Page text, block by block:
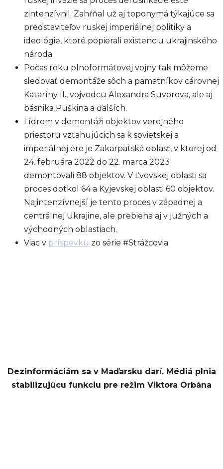
zintenzívnil. Zahŕňal už aj toponymá týkajúce sa
predstaviteľov ruskej imperiálnej politiky a
ideológie, ktoré popierali existenciu ukrajinského
národa.
Počas roku plnoformátovej vojny tak môžeme
sledovať demontáže sôch a pamätníkov cárovnej
Kataríny II., vojvodcu Alexandra Suvorova, ale aj
básnika Puškina a ďalších.
Lídrom v demontáži objektov verejného
priestoru vzťahujúcich sa k sovietskej a
imperiálnej ére je Zakarpatská oblasť, v ktorej od
24. februára 2022 do 22. marca 2023
demontovali 88 objektov. V Ľvovskej oblasti sa
proces dotkol 64 a Kyjevskej oblasti 60 objektov.
Najintenzívnejší je tento proces v západnej a
centrálnej Ukrajine, ale prebieha aj v južných a
východných oblastiach.
Viac v príspevku zo série #Strážcovia
Dezinformáciám sa v Maďarsku darí. Médiá plnia
stabilizujúcu funkciu pre režim Viktora Orbána